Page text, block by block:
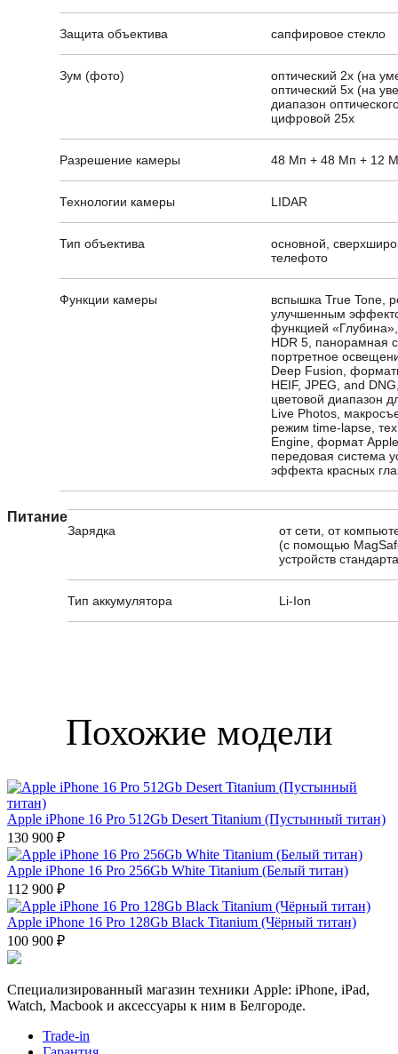
Защита объектива сапфировое стекло
Зум (фото)
оптический 2x (на
оптический 5x (на
диапазон
цифровой 25x
Разрешение камеры 48 Мп + 48 Мп + 12
Технологии камеры LIDAR
Тип объектива
основной,
телефото
Функции камеры
вспышка True Tone,
улучшенным
функцией
HDR 5, панорамная
портретное
Deep Fusion,
HEIF, JPEG, and
цветовой диапазон
Live Photos,
режим time-lapse,
Engine, формат
передовая система
эффекта красных
Питание
Зарядка
от сети, от
(с помощью
устройств
Тип аккумулятора Li-Ion
Похожие модели
Apple iPhone 16 Pro 512Gb Desert Titanium (Пустынный титан)
130 900 ₽
Apple iPhone 16 Pro 256Gb White Titanium (Белый титан)
112 900 ₽
Apple iPhone 16 Pro 128Gb Black Titanium (Чёрный титан)
100 900 ₽
Специализированный магазин техники Apple: iPhone, iPad,
Watch, Macbook и аксессуары к ним в Белгороде.
Trade-in